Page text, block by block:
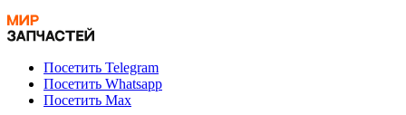
Посетить Telegram
Посетить Whatsapp
Посетить Max